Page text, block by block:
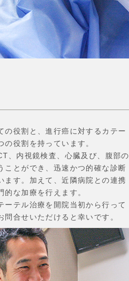
の役割と、進行癌に対するカテー
役割を持っています。
、内視鏡検査、心臓及び、腹部の
ことができ、迅速かつ的確な診断
ます。加えて、近隣病院との連携
な加療を行えます。
ーテル治療を開院当初から行って
合せいただけると幸いです。